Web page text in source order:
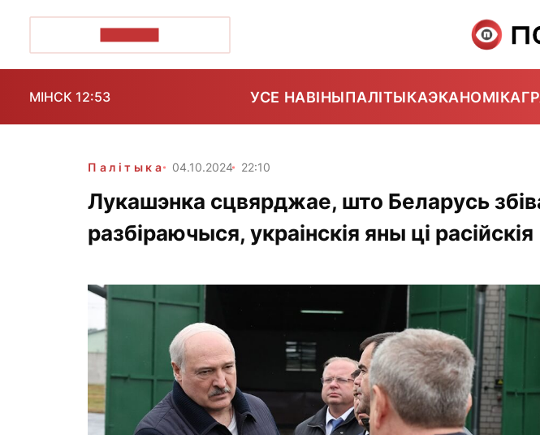
МІНСК 12:53 УСЕ НАВІНЫПАЛІТЫКАЭКАНОМІКА
Палітыка 04.10.2024 22:10
Лукашэнка сцвярджае, што Беларусь
разбіраючыся, украінскія яны ці расійскія